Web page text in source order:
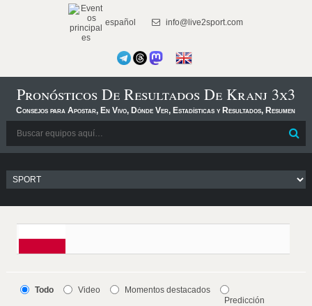
español info@live2sport.com
Pronósticos De Resultados De Kranj 3x3
Consejos para Apostar, En Vivo, Dónde Ver, Estadísticas y Resultados, Resumen
Todo Video
Momentos destacados
Predicción